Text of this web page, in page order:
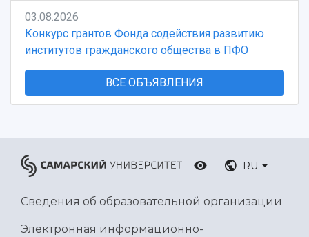
03.08.2026
Конкурс грантов Фонда содействия развитию
институтов гражданского общества в ПФО
ВСЕ ОБЪЯВЛЕНИЯ
RU
Сведения об образовательной организации
Электронная информационно-